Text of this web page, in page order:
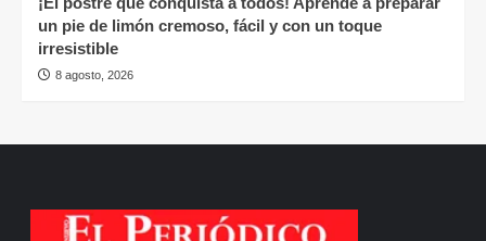
un pie de limón cremoso, fácil y con un toque
irresistible
8 agosto, 2026